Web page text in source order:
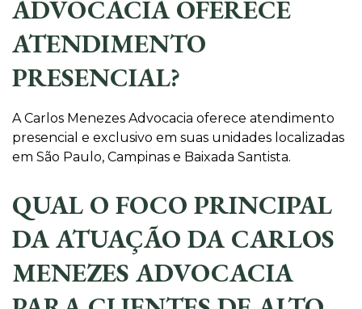
ADVOCACIA OFERECE
ATENDIMENTO
PRESENCIAL?
A Carlos Menezes Advocacia oferece atendimento
presencial e exclusivo em suas unidades localizadas
em São Paulo, Campinas e Baixada Santista.
QUAL O FOCO PRINCIPAL
DA ATUAÇÃO DA CARLOS
MENEZES ADVOCACIA